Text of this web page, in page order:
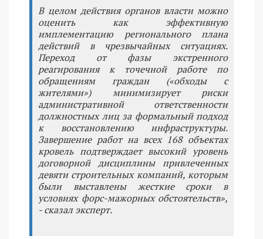
В целом действия органов власти можно
оценить как эффективную
имплементацию регионального плана
действий в чрезвычайных ситуациях.
Переход от фазы экстренного
реагирования к точечной работе по
обращениям граждан («обходы с
жителями») минимизирует риски
административной ответственности
должностных лиц за формальный подход
к восстановлению инфраструктуры.
Завершение работ на всех 168 объектах
кровель подтверждает высокий уровень
договорной дисциплины привлеченных
девяти строительных компаний, которым
были выставлены жесткие сроки в
условиях форс-мажорных обстоятельств»,
- сказал эксперт.